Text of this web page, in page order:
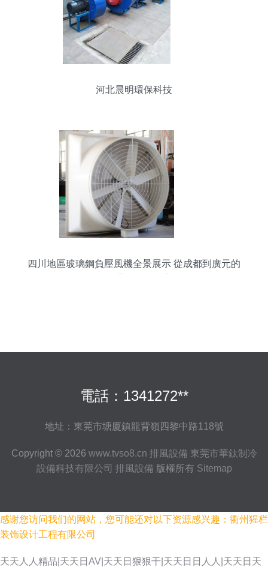
河北晨明環保科技
四川地區玻璃鋼負壓風機全景展示 從成都到廣元的
電話：1341272**
地址：東莞市塘廈鎮龍背嶺四黎中路118號
Copyright © 2026 www.tvso8.cn 排風設備 東莞市華鈦制冷
設備科技有限公司 排風設備 版權所有 Sitemap
感谢您访问我们的网站，您可能还对以下资源感兴趣：衢州猩栏
装饰设计工程有限公司
天天人人精品|天天日AV|天天日狠狠干|天天日日人人|天天日天